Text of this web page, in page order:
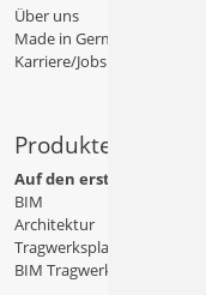
Über uns
Made in Germany
Karriere/Jobs
Produkte
Auf den ersten Blick
BIM
Architektur
Tragwerksplanung
BIM Tragwerksplanung